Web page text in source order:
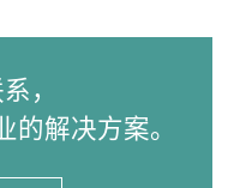
，
的解决方案。